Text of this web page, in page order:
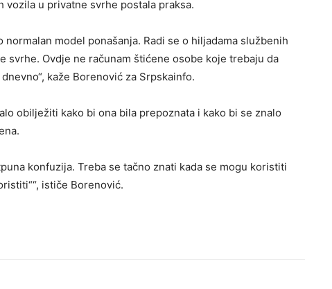
u privatne svrhe postala praksa.
normalan model ponašanja. Radi se o hiljadama službenih
svrhe. Ovdje ne računam štićene osobe koje trebaju da
kaže Borenović za Srpskainfo.
obilježiti kako bi ona bila prepoznata i kako bi se znalo
konfuzija. Treba se tačno znati kada se mogu koristiti
ističe Borenović.